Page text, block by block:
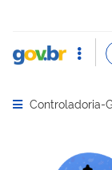
Abrir menu
Controladoria-